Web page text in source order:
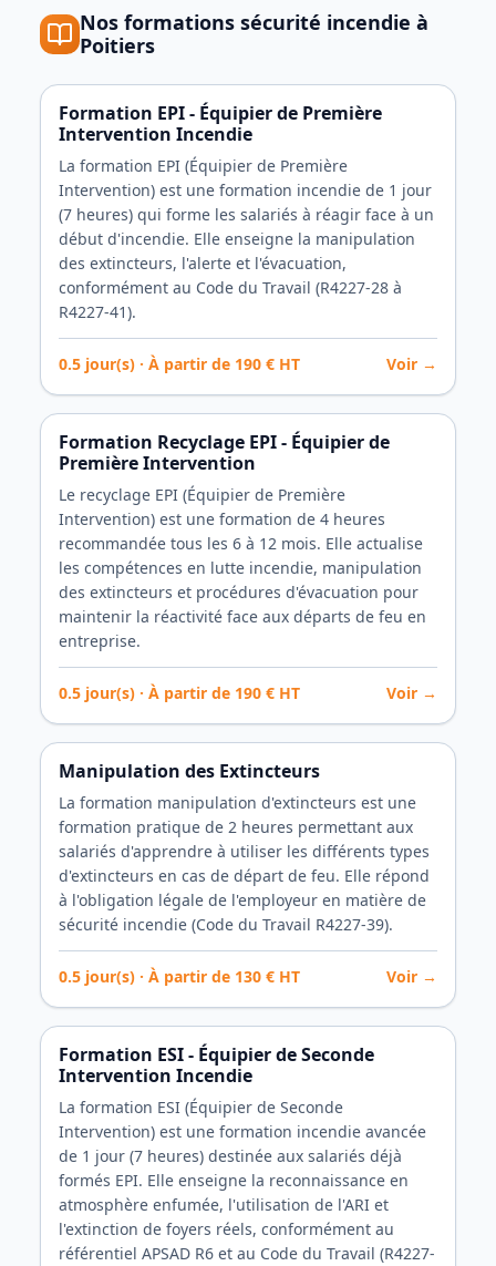
Nos formations sécurité incendie à
Poitiers
Formation EPI - Équipier de Première
Intervention Incendie
La formation EPI (Équipier de Première
Intervention) est une formation incendie de 1 jour
(7 heures) qui forme les salariés à réagir face à un
début d'incendie. Elle enseigne la manipulation
des extincteurs, l'alerte et l'évacuation,
conformément au Code du Travail (R4227-28 à
R4227-41).
0.5 jour(s) · À partir de 190 € HT Voir →
Formation Recyclage EPI - Équipier de
Première Intervention
Le recyclage EPI (Équipier de Première
Intervention) est une formation de 4 heures
recommandée tous les 6 à 12 mois. Elle actualise
les compétences en lutte incendie, manipulation
des extincteurs et procédures d'évacuation pour
maintenir la réactivité face aux départs de feu en
entreprise.
0.5 jour(s) · À partir de 190 € HT Voir →
Manipulation des Extincteurs
La formation manipulation d'extincteurs est une
formation pratique de 2 heures permettant aux
salariés d'apprendre à utiliser les différents types
d'extincteurs en cas de départ de feu. Elle répond
à l'obligation légale de l'employeur en matière de
sécurité incendie (Code du Travail R4227-39).
0.5 jour(s) · À partir de 130 € HT Voir →
Formation ESI - Équipier de Seconde
Intervention Incendie
La formation ESI (Équipier de Seconde
Intervention) est une formation incendie avancée
de 1 jour (7 heures) destinée aux salariés déjà
formés EPI. Elle enseigne la reconnaissance en
atmosphère enfumée, l'utilisation de l'ARI et
l'extinction de foyers réels, conformément au
référentiel APSAD R6 et au Code du Travail (R4227-